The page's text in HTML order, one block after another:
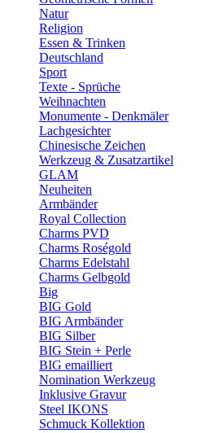
Natur
Religion
Essen & Trinken
Deutschland
Sport
Texte - Sprüche
Weihnachten
Monumente - Denkmäler
Lachgesichter
Chinesische Zeichen
Werkzeug & Zusatzartikel
GLAM
Neuheiten
Armbänder
Royal Collection
Charms PVD
Charms Roségold
Charms Edelstahl
Charms Gelbgold
Big
BIG Gold
BIG Armbänder
BIG Silber
BIG Stein + Perle
BIG emailliert
Nomination Werkzeug
Inklusive Gravur
Steel IKONS
Schmuck Kollektion